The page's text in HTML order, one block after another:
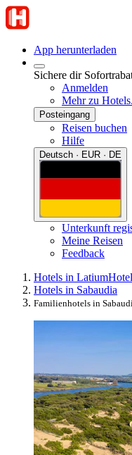
App herunterladen
Sichere dir
Anmelden
Mehr zu
Posteingang
Reisen buchen
Hilfe
Deutsch · EUR · DE
Unterkunft
Meine Reisen
Feedback
Hotels in Latium
Hotels in Sabaudia
Familienhotels in